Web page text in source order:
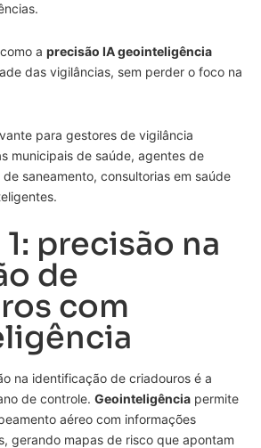
a precisão IA geointeligência
das vigilâncias, sem perder o foco na
para gestores de vigilância
municipais de saúde, agentes de
saneamento, consultorias em saúde
precisão na
de
com
na identificação de criadouros é a
de controle. Geointeligência permite
aéreo com informações
gerando mapas de risco que apontam